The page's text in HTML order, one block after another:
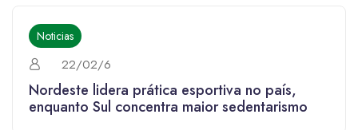
Noticias
22/02/6
Nordeste lidera prática esportiva no país,
enquanto Sul concentra maior sedentarismo